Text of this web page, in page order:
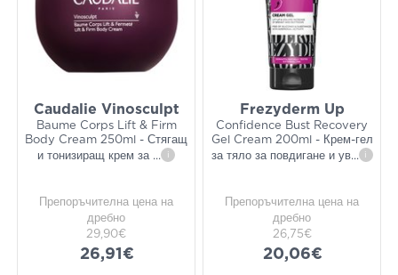
Caudalie Vinosculpt
Baume Corps Lift & Firm
Body Cream 250ml - Стягащ
и тонизиращ крем за ... i
Препоръчителна цена на
дребно
29,90€
26,91€
Frezyderm Up
Confidence Bust Recovery
Gel Cream 200ml - Крем-гел
за тяло за повдигане и ув... i
Препоръчителна цена на
дребно
26,75€
20,06€